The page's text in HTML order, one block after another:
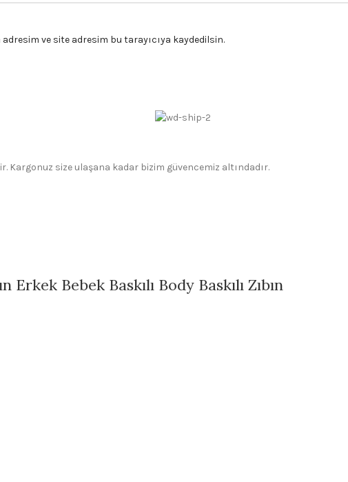
ve site adresim bu tarayıcıya kaydedilsin.
Kargonuz size ulaşana kadar bizim güvencemiz altındadır.
Bebek Baskılı Body Baskılı Zıbın